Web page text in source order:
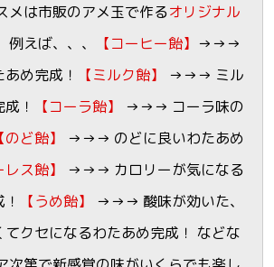
メは市販のアメ玉で作るオリジナル
例えば、、、 【コーヒー飴】 →→→
め完成！
【ミルク飴】
→→→ ミル
！
【コーラ飴】
→→→ コーラ味の
【のど飴】
→→→ のどに良いわたあめ
レス飴】
→→→ カロリーが気になる
【うめ飴】
→→→ 酸味が効いた、
てクセになるわたあめ完成！ などな